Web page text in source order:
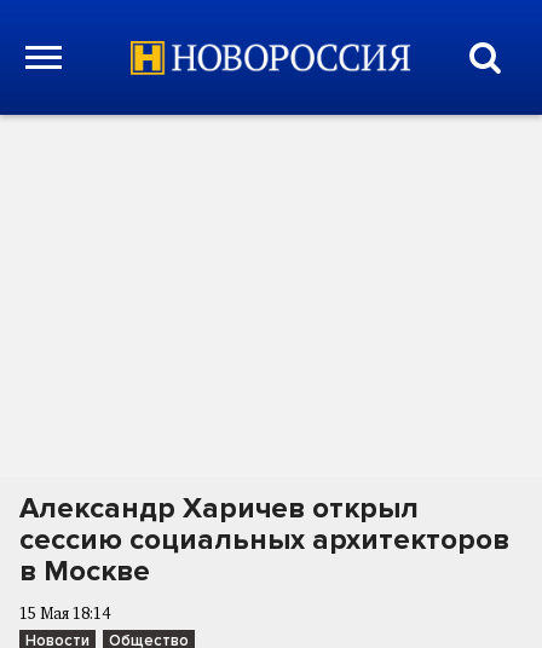
Александр Харичев открыл
сессию социальных архитекторов
в Москве
15 Мая 18:14
Новости Общество